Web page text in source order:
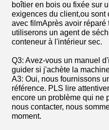
boîtier en bois ou fixée sur
exigences du client,ou sont
avec filmAprès avoir
utiliserons un agent de
conteneur à l'intérieur sec.
Q3: Avez-vous un manuel
guider si j'achète la
A3: Oui, nous fournissons
référence. PLS lire
encore un problème qui ne
nous contacter, nous
moment.